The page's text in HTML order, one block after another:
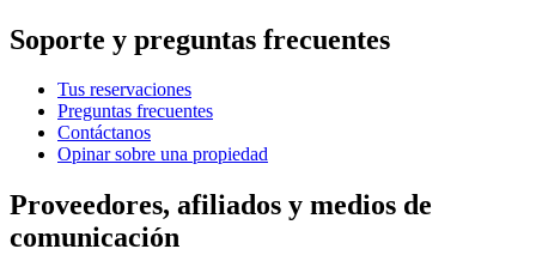
Soporte y preguntas frecuentes
Tus reservaciones
Preguntas frecuentes
Contáctanos
Opinar sobre una propiedad
Proveedores, afiliados y medios de
comunicación